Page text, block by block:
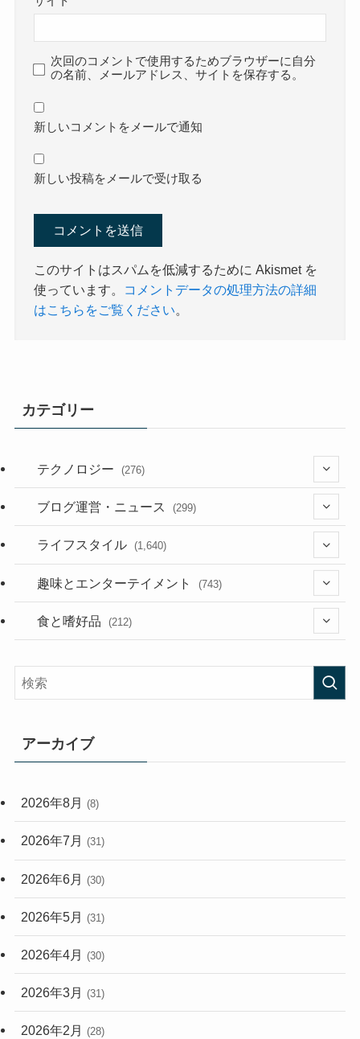
次回のコメントで使用するためブラウザーに自分
の名前、メールアドレス、サイトを保存する。
新しいコメントをメールで通知
新しい投稿をメールで受け取る
このサイトはスパムを低減するために Akismet を
使っています。
コメントデータの処理方法の詳細
はこちらをご覧ください。
カテゴリー
テクノロジー (276)
(36)
(187)
ブログ運営・ニュース (299)
(118)
(181)
ライフスタイル (1,640)
(395)
(282)
(33)
(248)
趣味とエンターテイメント (743)
(56)
食と嗜好品 (212)
アーカイブ
2026年8月 (8)
2026年7月 (31)
2026年6月 (30)
2026年5月 (31)
2026年4月 (30)
2026年3月 (31)
2026年2月 (28)